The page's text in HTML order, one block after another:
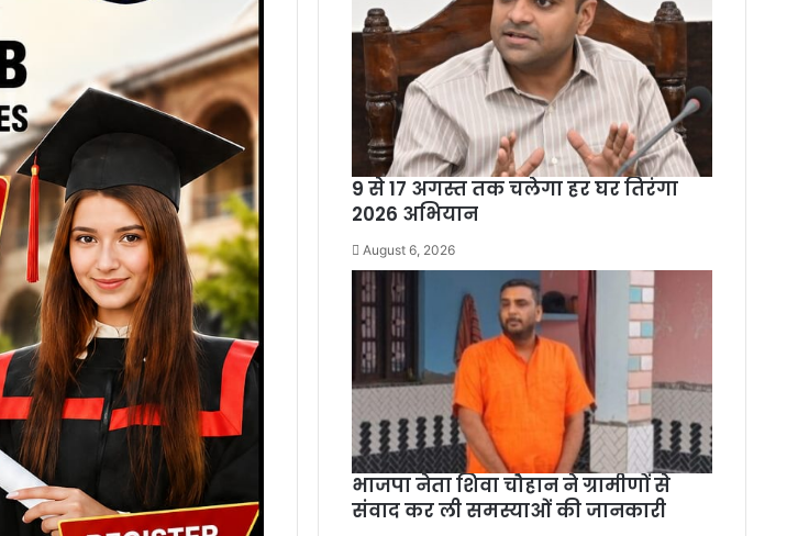
9 से 17 अगस्त तक चलेगा हर घर तिरंगा
2026 अभियान
August 6, 2026
भाजपा नेता शिवा चौहान ने ग्रामीणों से
संवाद कर ली समस्याओं की जानकारी